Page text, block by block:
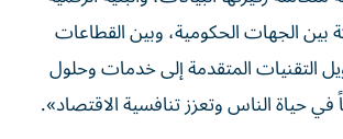
بين الجهات الحكومية، وبين القطاعات
التقنيات المتقدمة إلى خدمات وحلول
حياة الناس وتعزز تنافسية الاقتصاد».